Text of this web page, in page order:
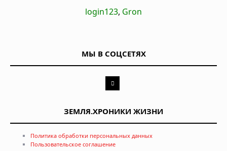
login123, Gron
МЫ В СОЦСЕТЯХ
ЗЕМЛЯ.ХРОНИКИ ЖИЗНИ
Политика обработки персональных данных
Пользовательское соглашение